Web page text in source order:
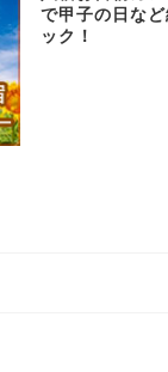
で甲子の日な
ック！